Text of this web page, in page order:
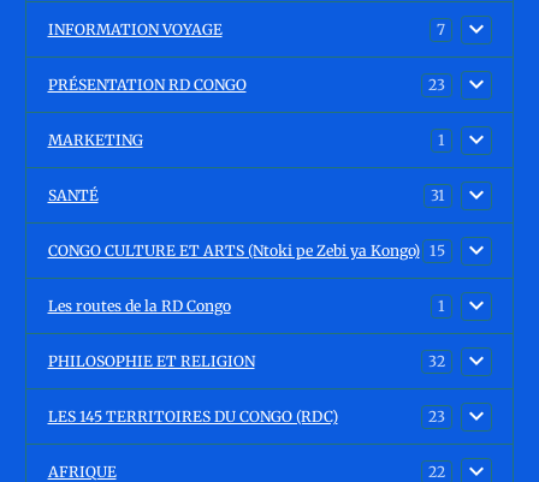
INFORMATION VOYAGE 7
PRÉSENTATION RD CONGO 23
MARKETING 1
SANTÉ 31
CONGO CULTURE ET ARTS (Ntoki pe Zebi ya Kongo) 15
Les routes de la RD Congo 1
PHILOSOPHIE ET RELIGION 32
LES 145 TERRITOIRES DU CONGO (RDC) 23
AFRIQUE 22